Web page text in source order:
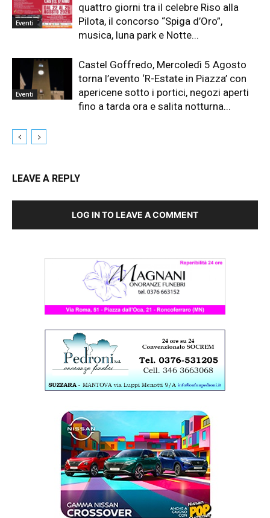
Eventi
quattro giorni tra il celebre Riso alla
Pilota, il concorso “Spiga d’Oro”,
musica, luna park e Notte...
Eventi
Castel Goffredo, Mercoledì 5 Agosto
torna l’evento ‘R-Estate in Piazza’ con
apericene sotto i portici, negozi aperti
fino a tarda ora e salita notturna...
LEAVE A REPLY
LOG IN TO LEAVE A COMMENT